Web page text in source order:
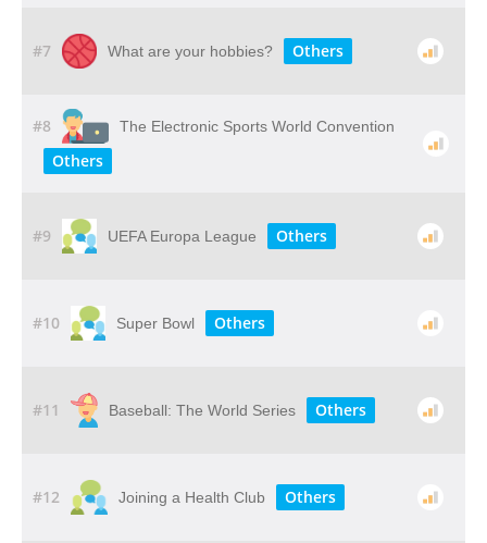
#7 What are your hobbies? Others
#8 The Electronic Sports World Convention
Others
#9 UEFA Europa League Others
#10 Super Bowl Others
#11 Baseball: The World Series Others
#12 Joining a Health Club Others